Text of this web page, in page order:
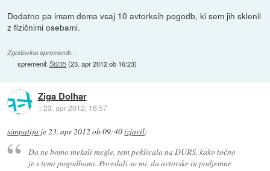
Dodatno pa imam doma vsaj 10 avtorksih pogodb, ki sem jih sklenil
z fizičnimi osebami.
Zgodovina sprememb…
spremenil:St235(23. apr 2012 ob 16:23)
Ziga Dolhar
::23. apr 2012, 16:57
simpatija je23. apr 2012 ob 09:40izjavil:
Da ne bomo mešali megle, sem poklicala na DURS, kako točno
je s temi pogodbami. Povedali so mi, da avtorske in podjemne